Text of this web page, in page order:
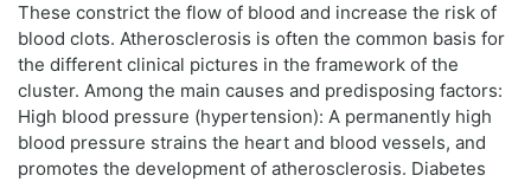
These constrict the flow of blood and increase the risk of
blood clots. Atherosclerosis is often the common basis for
the different clinical pictures in the framework of the
cluster. Among the main causes and predisposing factors:
High blood pressure (hypertension): A permanently high
blood pressure strains the heart and blood vessels, and
promotes the development of atherosclerosis. Diabetes